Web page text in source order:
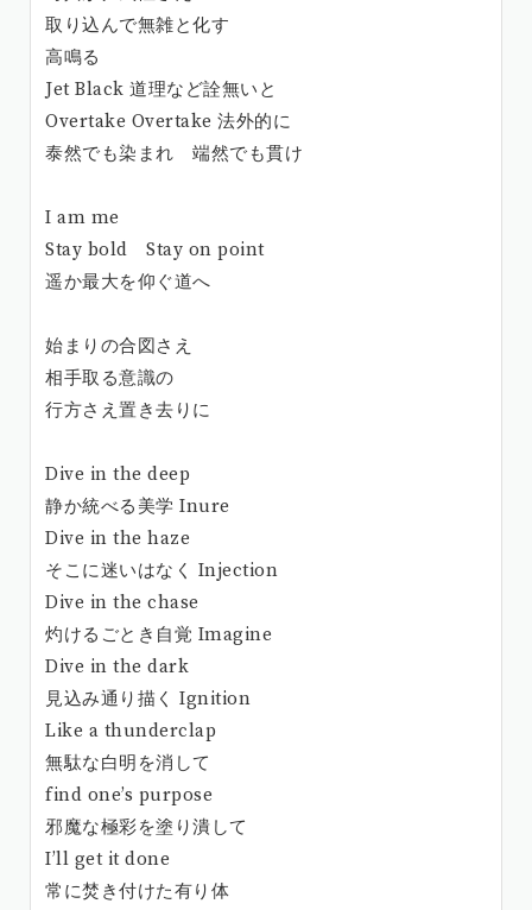
取り込んで無雑と化す
高鳴る
Jet Black 道理など詮無いと
Overtake Overtake 法外的に
泰然でも染まれ 端然でも貫け
I am me
Stay bold Stay on point
遥か最大を仰ぐ道へ
始まりの合図さえ
相手取る意識の
行方さえ置き去りに
Dive in the deep
静か統べる美学 Inure
Dive in the haze
そこに迷いはなく Injection
Dive in the chase
灼けるごとき自覚 Imagine
Dive in the dark
見込み通り描く Ignition
Like a thunderclap
無駄な白明を消して
find one’s purpose
邪魔な極彩を塗り潰して
I’ll get it done
常に焚き付けた有り体